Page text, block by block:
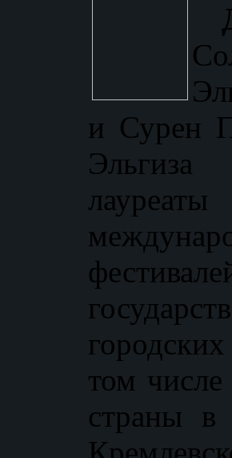
и Сурен
том числе
страны в